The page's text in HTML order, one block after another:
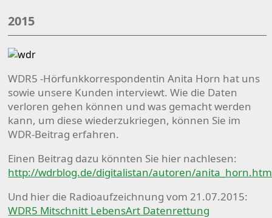
2015
WDR5 -Hörfunkkorrespondentin Anita Horn hat uns
sowie unsere Kunden interviewt. Wie die Daten
verloren gehen können und was gemacht werden
kann, um diese wiederzukriegen, können Sie im
WDR-Beitrag erfahren.
Einen Beitrag dazu könnten Sie hier nachlesen:
http://wdrblog.de/digitalistan/autoren/
Und hier die Radioaufzeichnung vom 21.07.2015:
WDR5 Mitschnitt LebensArt Datenrettung